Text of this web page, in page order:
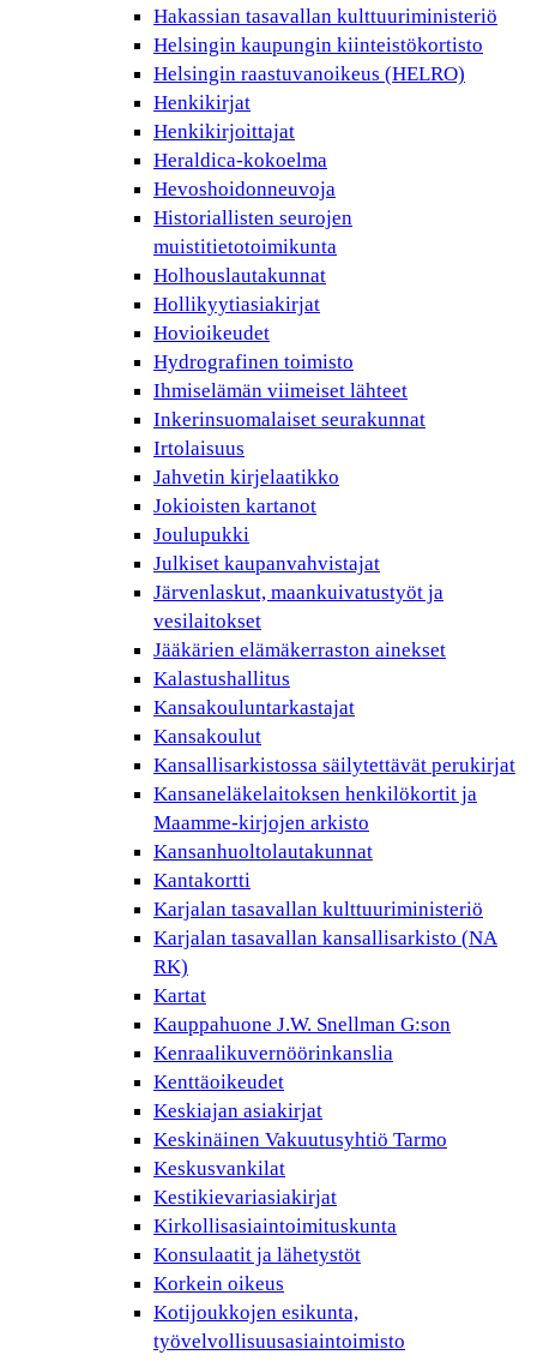
Hakassian tasavallan kulttuuriministeriö
Helsingin kaupungin kiinteistökortisto
Helsingin raastuvanoikeus (HELRO)
Henkikirjat
Henkikirjoittajat
Heraldica-kokoelma
Hevoshoidonneuvoja
Historiallisten seurojen
muistitietotoimikunta
Holhouslautakunnat
Hollikyytiasiakirjat
Hovioikeudet
Hydrografinen toimisto
Ihmiselämän viimeiset lähteet
Inkerinsuomalaiset seurakunnat
Irtolaisuus
Jahvetin kirjelaatikko
Jokioisten kartanot
Joulupukki
Julkiset kaupanvahvistajat
Järvenlaskut, maankuivatustyöt ja
vesilaitokset
Jääkärien elämäkerraston ainekset
Kalastushallitus
Kansakouluntarkastajat
Kansakoulut
Kansallisarkistossa säilytettävät perukirjat
Kansaneläkelaitoksen henkilökortit ja
Maamme-kirjojen arkisto
Kansanhuoltolautakunnat
Kantakortti
Karjalan tasavallan kulttuuriministeriö
Karjalan tasavallan kansallisarkisto (NA
RK)
Kartat
Kauppahuone J.W. Snellman G:son
Kenraalikuvernöörinkanslia
Kenttäoikeudet
Keskiajan asiakirjat
Keskinäinen Vakuutusyhtiö Tarmo
Keskusvankilat
Kestikievariasiakirjat
Kirkollisasiaintoimituskunta
Konsulaatit ja lähetystöt
Korkein oikeus
Kotijoukkojen esikunta,
työvelvollisuusasiaintoimisto